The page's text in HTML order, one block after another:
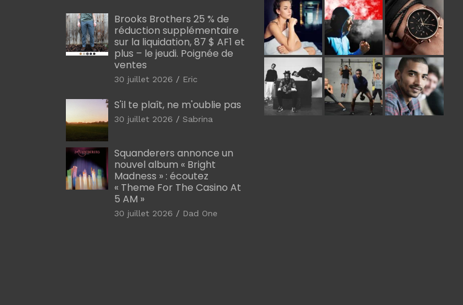
Brooks Brothers 25 % de
réduction supplémentaire
sur la liquidation, 87 $ AF1 et
plus – le jeudi. Poignée de
ventes
30 juillet 2026 Eric
S'il te plaît, ne m'oublie pas
30 juillet 2026 Sabrina
Squanderers annonce un
nouvel album « Bright
Madness » : écoutez
« Theme For The Casino At
5 AM »
30 juillet 2026 Dad One